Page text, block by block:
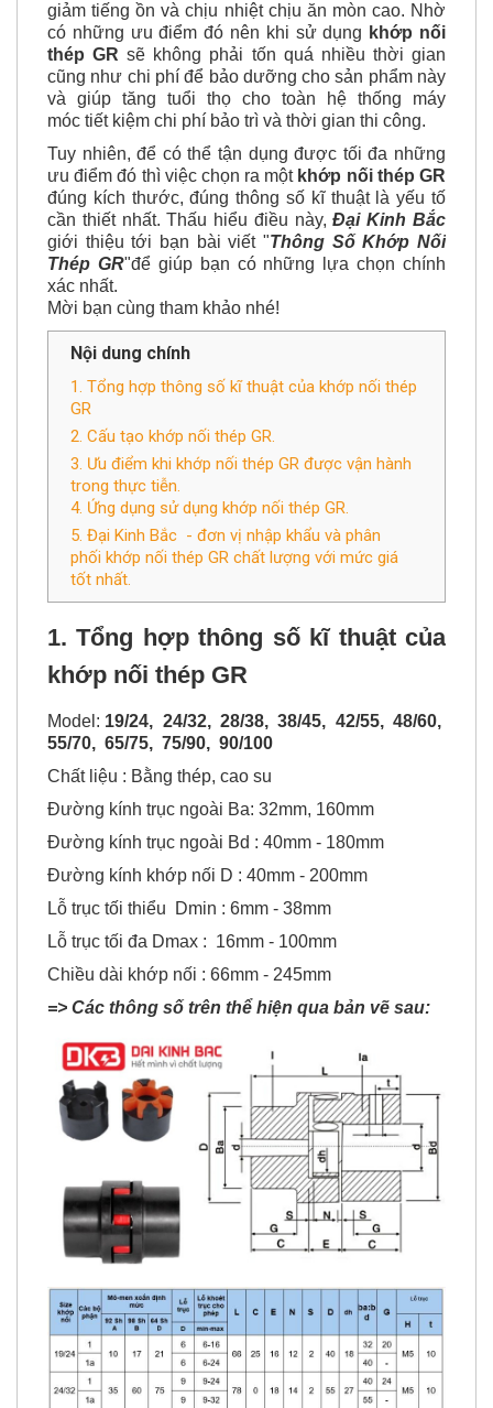
giảm tiếng ồn và chịu nhiệt chịu ăn mòn cao. Nhờ
có những ưu điểm đó nên khi sử dụng khớp nối
thép GRsẽ không phải tốn quá nhiều thời gian
cũng như chi phí để bảo dưỡng cho sản phẩm này
và giúp tăng tuổi thọ cho toàn hệ thống máy
móc tiết kiệm chi phí bảo trì và thời gian thi công.
Tuy nhiên, để có thể tận dụng được tối đa những
ưu điểm đó thì việc chọn ra một khớp nối thép GR
đúng kích thước, đúng thông số kĩ thuật là yếu tố
cần thiết nhất. Thấu hiểu điều này,Đại Kinh Bắc
giới thiệu tới bạn bài viết "Thông Số Khớp Nối
Thép GR"để giúp bạn có những lựa chọn chính
xác nhất.
Mời bạn cùng tham khảo nhé!
Nội dung chính
1. Tổng hợp thông số kĩ thuật của khớp nối thép
GR
2. Cấu tạo khớp nối thép GR.
3. Ưu điểm khi khớp nối thép GR được vận hành
trong thực tiễn.
4. Ứng dụng sử dụng khớp nối thép GR.
5. Đại Kinh Bắc - đơn vị nhập khẩu và phân
phối khớp nối thép GR chất lượng với mức giá
tốt nhất.
1. Tổng hợp thông số kĩ thuật của
khớp nối thép GR
Model: 19/24, 24/32, 28/38, 38/45, 42/55, 48/60,
55/70, 65/75, 75/90, 90/100
Chất liệu : Bằng thép, cao su
Đường kính trục ngoài Ba: 32mm, 160mm
Đường kính trục ngoài Bd : 40mm - 180mm
Đường kính khớp nối D : 40mm - 200mm
Lỗ trục tối thiểu Dmin : 6mm - 38mm
Lỗ trục tối đa Dmax : 16mm - 100mm
Chiều dài khớp nối : 66mm - 245mm
=> Các thông số trên thể hiện qua bản vẽ sau: